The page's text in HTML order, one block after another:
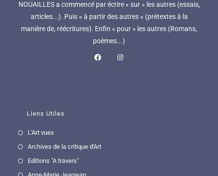
NOUAILLES a commencé par écrire « sur » les autres (essais,
articles...). Puis « à partir des autres » (prétextes à la
manière de, réécritures). Enfin « pour » les autres (Romans,
poèmes...)
Liens Utiles
L'Art vues
Archives de la critique d'Art
Editions "A travers"